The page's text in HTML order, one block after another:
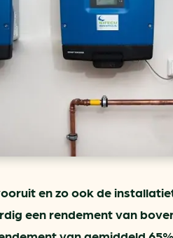
aardgas
wijkniveau
In de
en zo ook de
een rendement van